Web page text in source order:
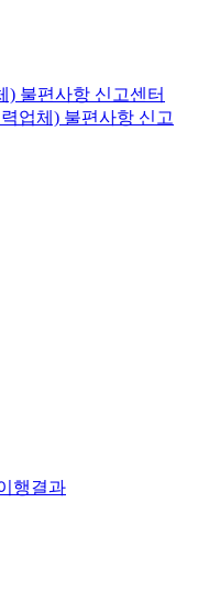
) 불편사항 신고센터
업체) 불편사항 신고
행결과